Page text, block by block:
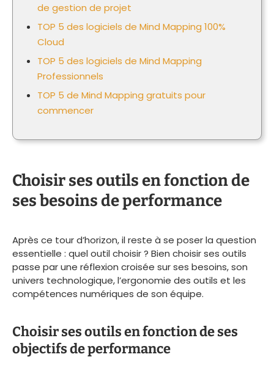
de gestion de projet
TOP 5 des logiciels de Mind Mapping 100%
Cloud
TOP 5 des logiciels de Mind Mapping
Professionnels
TOP 5 de Mind Mapping gratuits pour
commencer
Choisir ses outils en fonction de
ses besoins de performance
Après ce tour d’horizon, il reste à se poser la question
essentielle : quel outil choisir ? Bien choisir ses outils
passe par une réflexion croisée sur ses besoins, son
univers technologique, l’ergonomie des outils et les
compétences numériques de son équipe.
Choisir ses outils en fonction de ses
objectifs de performance